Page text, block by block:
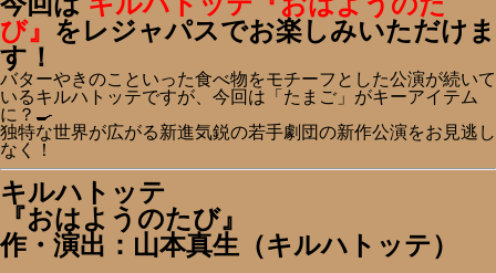
び』 をレジャパスでお楽しみいただけま
す！
バターやきのこといった食べ物をモチーフとした公演が続いて
いるキルハトッテですが、今回は「たまご」がキーアイテム
に？🍳
独特な世界が広がる新進気鋭の若手劇団の新作公演をお見逃し
なく！
キルハトッテ
『おはようのたび』
作・演出：山本真生（キルハトッテ）